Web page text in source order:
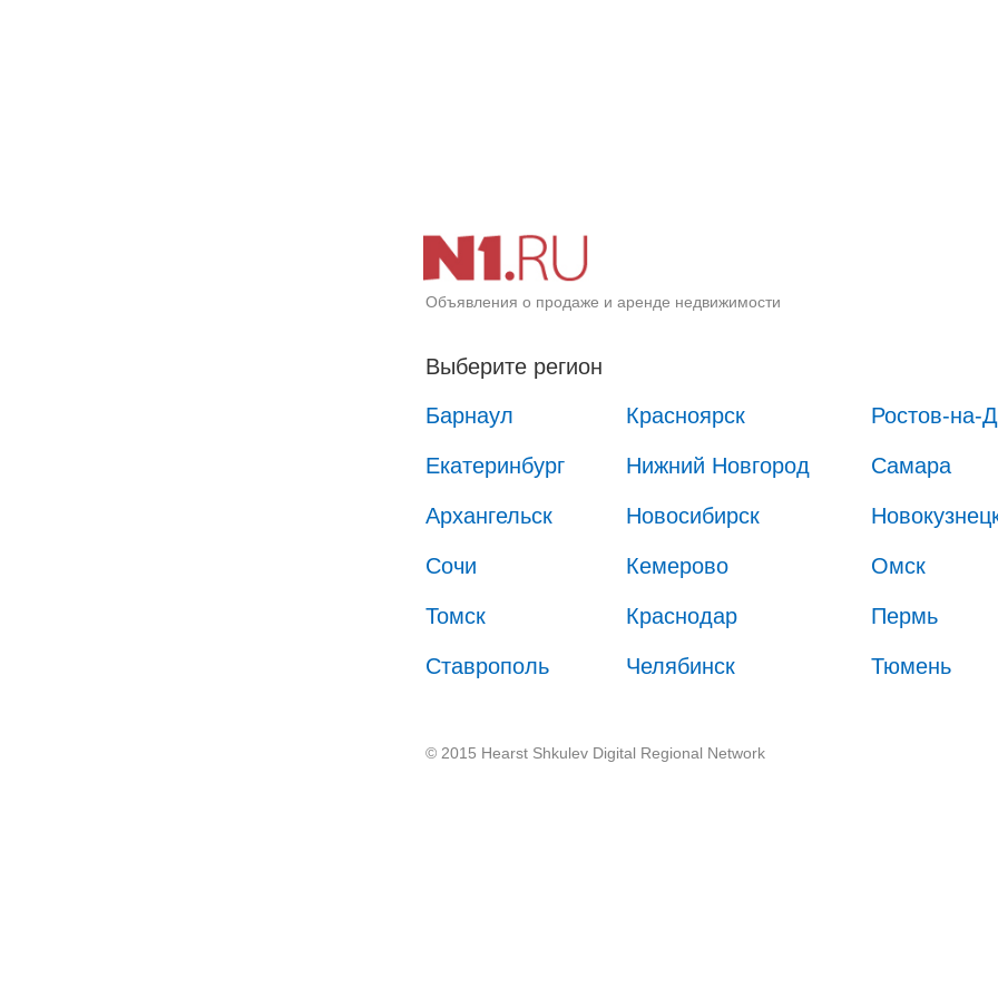
Объявления о продаже и аренде недвижимости
Выберите регион
Барнаул
Красноярск Ростов-на-
Екатеринбург Нижний Новгород Самара
Архангельск Новосибирск
Сочи Кемерово Омск
Томск Краснодар Пермь
Ставрополь Челябинск Тюмень
© 2015 Hearst Shkulev Digital Regional Network